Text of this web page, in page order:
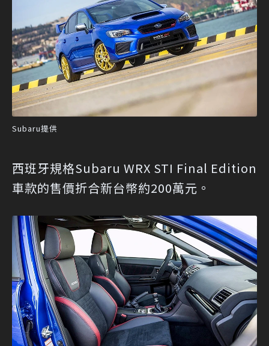
Subaru提供
西班牙規格Subaru WRX STI Final Edition
車款的售價折合新台幣約200萬元。